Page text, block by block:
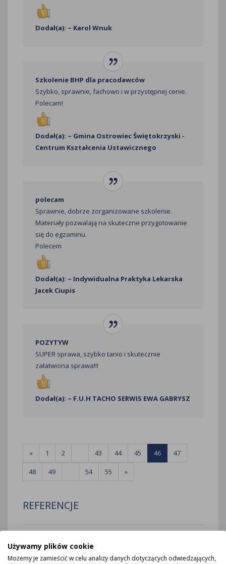
Dodał(a): ~ Karol Wnuk
Szkolenie BHP dla pracodawców
Szybko, sprawnie, fachowo i w przystępnej cenie.
Polecam!
Dodał(a): ~ Gmina Ostrowiec Świętokrzyski -
Centrum Kształcenia Ustawicznego
polecam
Sprawnie, dobrze zorganizowane szkolenie.
Materiały pozwalają na skuteczne przygotowanie
się do egzaminu.
Polecem
Dodał(a): ~ Indywidualna Praktyka Lekarska
Jacek Ciupis
POZYTYW
SUPER sprawa, szybko tanio i skutecznie
załatwiona sprawa!!!
Dodał(a): ~ F.U.H TACHO SERWIS EWA GABRYSZ
« 1 2 43 44 45 46 47
48 49 54 55 »
REFERENCJE
Szkolenie okresowe pracowników
Używamy plików cookie
Możemy je zamieścić w celu analizy danych dotyczących odwiedzających,